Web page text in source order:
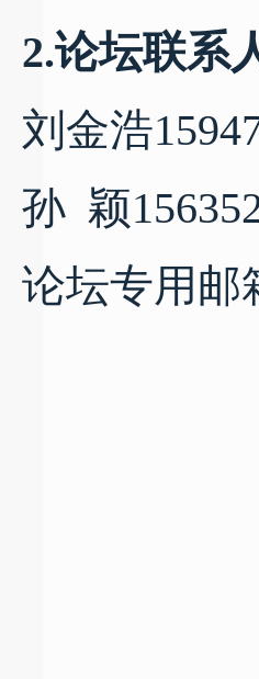
2.论坛联系
刘金浩
孙 颖
论坛专用邮